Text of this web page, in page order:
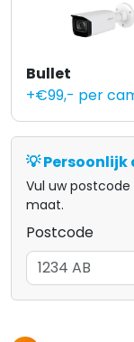
Bullet
+€99,- per
💡
Vul uw
maat.
Postcode